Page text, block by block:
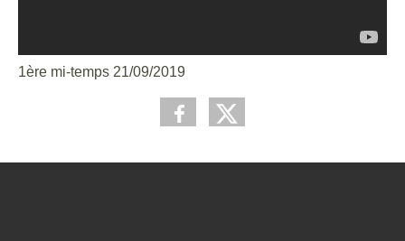
1ère mi-temps 21/09/2019